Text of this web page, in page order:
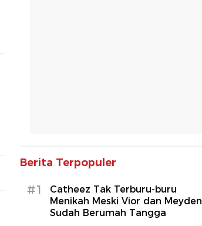
Berita Terpopuler
#1
Catheez Tak Terburu-buru
Menikah Meski Vior dan Meyden
Sudah Berumah Tangga